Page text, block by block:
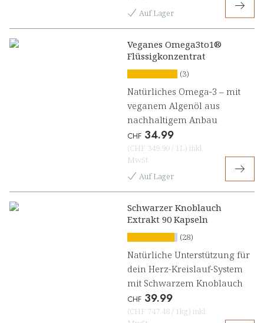
Auf Lager
Veganes Omega3to1®
Flüssigkonzentrat
(3)
Natürliches Omega-3 – mit
veganem Algenöl aus
nachhaltigem Anbau
CHF 34.99
(CHF 349.90 / 1L) inkl.
MwSt
Auf Lager
Schwarzer Knoblauch
Extrakt 90 Kapseln
(28)
Natürliche Unterstützung für
dein Herz-Kreislauf-System
mit Schwarzem Knoblauch
CHF 39.99
(CHF 747.48 / 1kg) inkl.